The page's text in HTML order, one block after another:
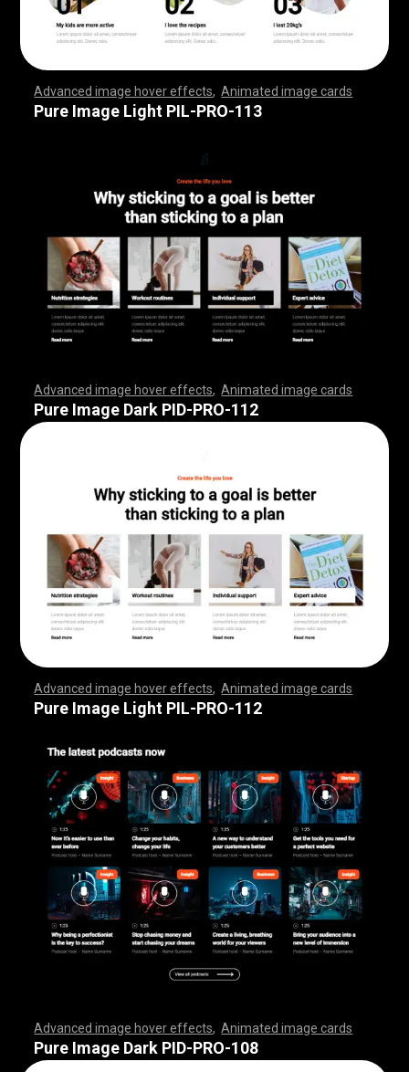
Advanced image hover effects ,Animated image cards
,,,,,,,,,,,,,,,,,,,,,,,,,,,,,,,,, ,,,,,,,,,,,,,,,,,,,,,,,,,
,,,,,,,,,,,,,,,,,,,,,,,,,,,,,,,,, ,,,,,,,,,,,,,,,,,,,,,,,,,
,,,,,,,,,,,,,,,,,,,,,,,,,,,,,,,,, ,,,,,,,,,,,,,,,,,,,,,,,
Pure Image Light PIL-PRO-113
Advanced image hover effects ,Animated image cards
,,,,,,,,,,,,,,,,,,,,,,,,,,,,,,,,, ,,,,,,,,,,,,,,,,,,,,,,,,,
,,,,,,,,,,,,,,,,,,,,,,,,,,,,,,,,, ,,,,,,,,,,,,,,,,,,,,,,,,,
,,,,,,,,,,,,,,,,,,,,,,,,,,,,,,,,, ,,,,,,,,,,,,,,,,,,,,,,,
Pure Image Dark PID-PRO-112
Advanced image hover effects ,Animated image cards
,,,,,,,,,,,,,,,,,,,,,,,,,,,,,,,,, ,,,,,,,,,,,,,,,,,,,,,,,,,
,,,,,,,,,,,,,,,,,,,,,,,,,,,,,,,,, ,,,,,,,,,,,,,,,,,,,,,,,,,
,,,,,,,,,,,,,,,,,,,,,,,,,,,,,,,,, ,,,,,,,,,,,,,,,,,,,,,,,
Pure Image Light PIL-PRO-112
Advanced image hover effects ,Animated image cards
,,,,,,,,,,,,,,,,,,,,,,,,,,,,,,,,, ,,,,,,,,,,,,,,,,,,,,,,,,,
,,,,,,,,,,,,,,,,,,,,,,,,,,,,,,,,, ,,,,,,,,,,,,,,,,,,,,,,,,,
,,,,,,,,,,,,,,,,,,,,,,,,,,,,,,,,, ,,,,,,,,,,,,,,,,,,,,,,,
Pure Image Dark PID-PRO-108